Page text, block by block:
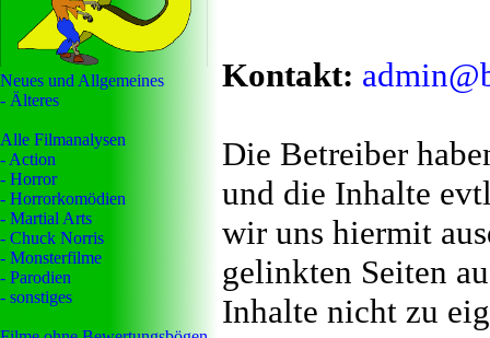
Neues und Allgemeines
- Älteres
Alle Filmanalysen
- Action
- Horror
- Horrorkomödien
- Martial Arts
- Chuck Norris
- Monsterfilme
- Parodien
- sonstiges
Kontakt:
Die Betreiber
und die Inhalte
wir uns hiermit
gelinkten Seiten
Inhalte nicht zu